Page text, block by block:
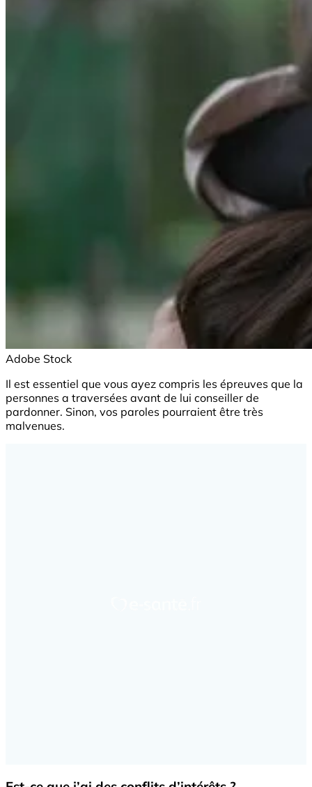
Adobe Stock
Il est essentiel que vous ayez compris les épreuves que la
personnes a traversées avant de lui conseiller de
pardonner. Sinon, vos paroles pourraient être très
malvenues.